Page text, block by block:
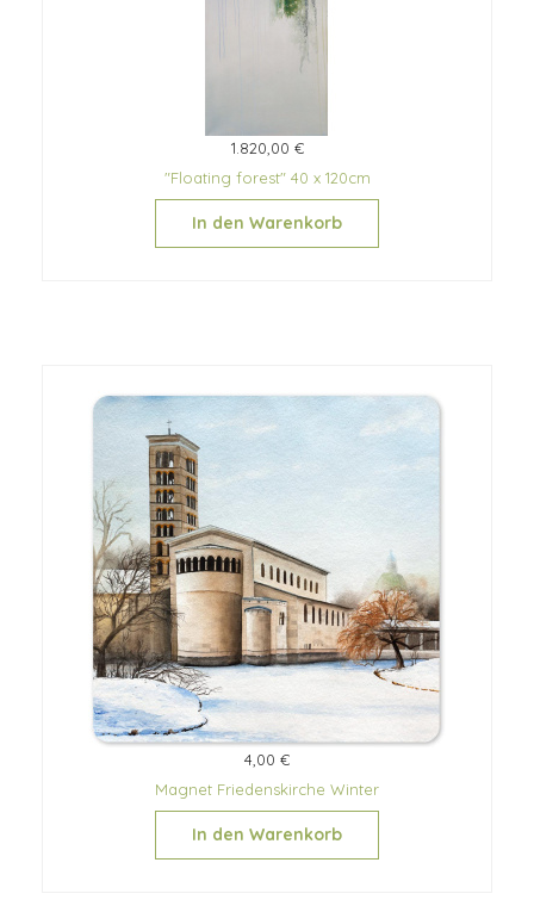
1.820,00 €
"Floating forest" 40 x 120cm
In den Warenkorb
4,00 €
Magnet Friedenskirche Winter
In den Warenkorb